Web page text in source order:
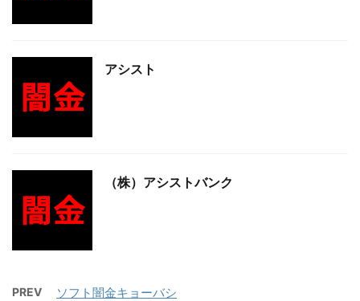
アシスト
（株）アシストバンク
PREV ソフト闇金キョーバシ